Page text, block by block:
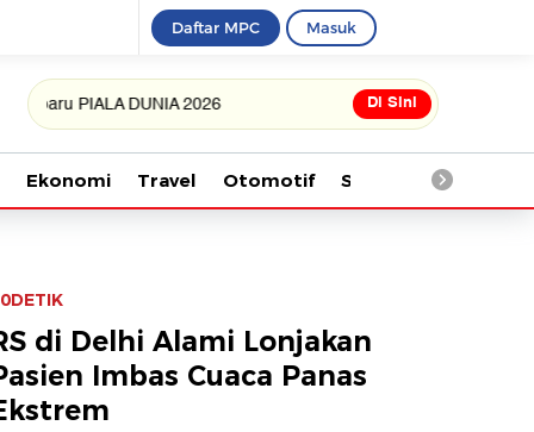
Daftar MPC Masuk
DUNIA 2026 Di Sini
Ekonomi Travel Otomotif Saintek
di Delhi Alami Lonjakan
Imbas Cuaca Panas